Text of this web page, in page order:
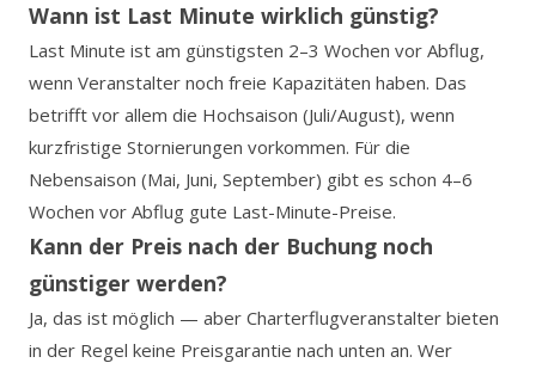
Wann ist Last Minute wirklich günstig?
Last Minute ist am günstigsten 2–3 Wochen vor Abflug,
wenn Veranstalter noch freie Kapazitäten haben. Das
betrifft vor allem die Hochsaison (Juli/August), wenn
kurzfristige Stornierungen vorkommen. Für die
Nebensaison (Mai, Juni, September) gibt es schon 4–6
Wochen vor Abflug gute Last-Minute-Preise.
Kann der Preis nach der Buchung noch
günstiger werden?
Ja, das ist möglich — aber Charterflugveranstalter bieten
in der Regel keine Preisgarantie nach unten an. Wer